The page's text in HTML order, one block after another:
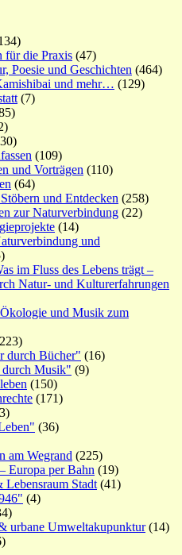
für die Praxis (47)
Poesie und Geschichten (464)
und mehr… (129)
(7)
(109)
und Vorträgen (110)
(64)
und Entdecken (258)
zur Naturverbindung (22)
(14)
und
im Fluss des Lebens trägt –
Natur- und Kulturerfahrungen
und Musik zum
durch Bücher" (16)
Musik" (9)
(150)
(171)
(36)
am Wegrand (225)
Europa per Bahn (19)
Stadt (41)
(4)
urbane Umweltakupunktur(14)